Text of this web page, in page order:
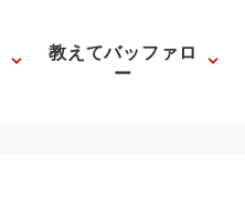
教えてバッファロ
ー